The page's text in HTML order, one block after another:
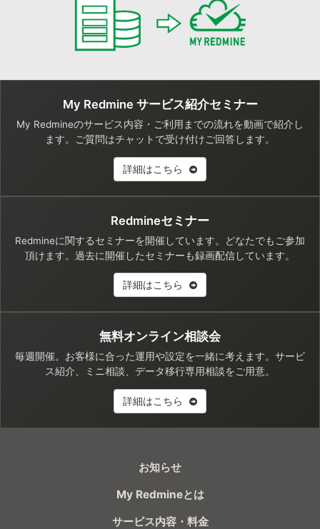
My Redmine サービス紹介セミナー
My Redmineのサービス内容・ご利用までの流れを動画で紹介し
ます。ご質問はチャットで受け付けご回答します。
詳細はこちら
Redmineセミナー
Redmineに関するセミナーを開催しています。どなたでもご参加
頂けます。過去に開催したセミナーも録画配信しています。
詳細はこちら
無料オンライン相談会
毎週開催。お客様に合った運用や設定を一緒に考えます。サービ
ス紹介、ミニ相談、データ移行専用相談をご用意。
詳細はこちら
お知らせ
My Redmineとは
サービス内容・料金